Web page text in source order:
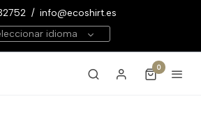
/ info@ecoshirt.es
idioma
0